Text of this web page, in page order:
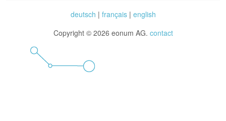
deutsch | français| english
Copyright © 2026 eonum AG. contact